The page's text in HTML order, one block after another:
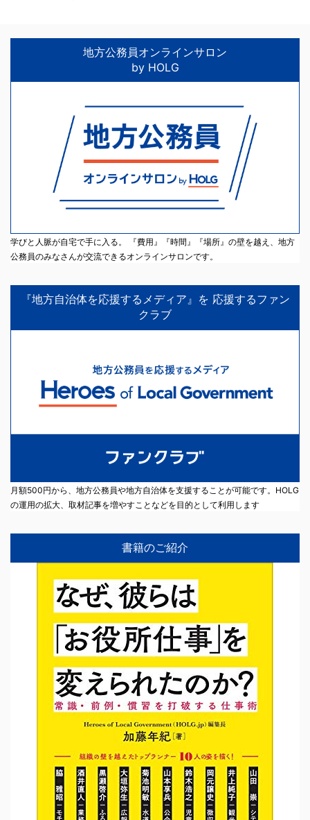
地方公務員オンラインサロン
by HOLG
学びと人脈が自宅で手に入る。 『費用』『時間』『場所』の壁を越え、地方
公務員のみなさんが交流できるオンラインサロンです。
『地方自治体を応援するメディア』を 応援するファン
クラブ
月額500円から、地方公務員や地方自治体を支援することが可能です。HOLG
の運用の拡大、取材記事を増やすことなどを目的として利用します
書籍のご紹介